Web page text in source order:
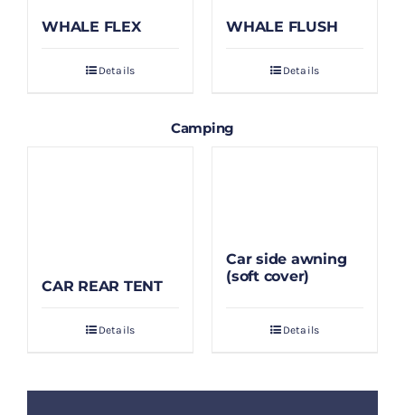
WHALE FLEX
Details
WHALE FLUSH
Details
Camping
CAR REAR TENT
Details
Car side awning
(soft cover)
Details